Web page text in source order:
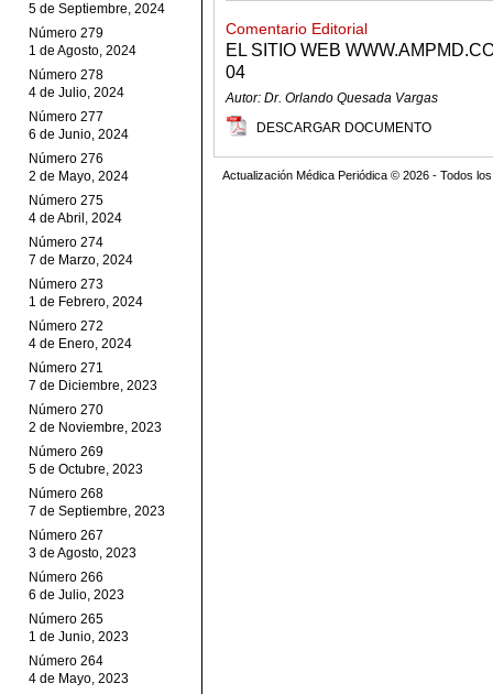
5 de Septiembre, 2024
Número 279
1 de Agosto, 2024
Número 278
4 de Julio, 2024
Número 277
6 de Junio, 2024
Número 276
2 de Mayo, 2024
Número 275
4 de Abril, 2024
Número 274
7 de Marzo, 2024
Número 273
1 de Febrero, 2024
Número 272
4 de Enero, 2024
Número 271
7 de Diciembre, 2023
Número 270
2 de Noviembre, 2023
Número 269
5 de Octubre, 2023
Número 268
7 de Septiembre, 2023
Número 267
3 de Agosto, 2023
Número 266
6 de Julio, 2023
Número 265
1 de Junio, 2023
Número 264
4 de Mayo, 2023
Comentario Editorial
EL SITIO WEB
04
Autor: Dr. Orlando Quesada Vargas
DESCARGAR DOCUMENTO
Actualización Médica Periódica © 2026 - Todos